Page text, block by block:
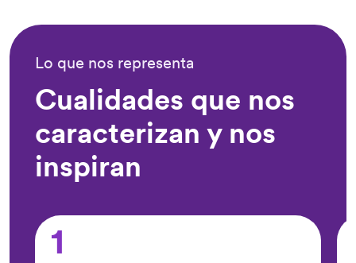
Lo que nos representa
Cualidades que nos
caracterizan y nos
inspiran
1